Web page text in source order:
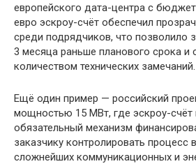
европейского дата-центра с
евро эскроу-счёт обеспечил
среди подрядчиков, что позволило
3 месяца раньше планового срока и
количеством технических замечаний.
Ещё один пример — российский
мощностью 15 МВт, где эскроу-счёт
обязательный механизм
заказчику контролировать процесс
сложнейших коммуникационных и